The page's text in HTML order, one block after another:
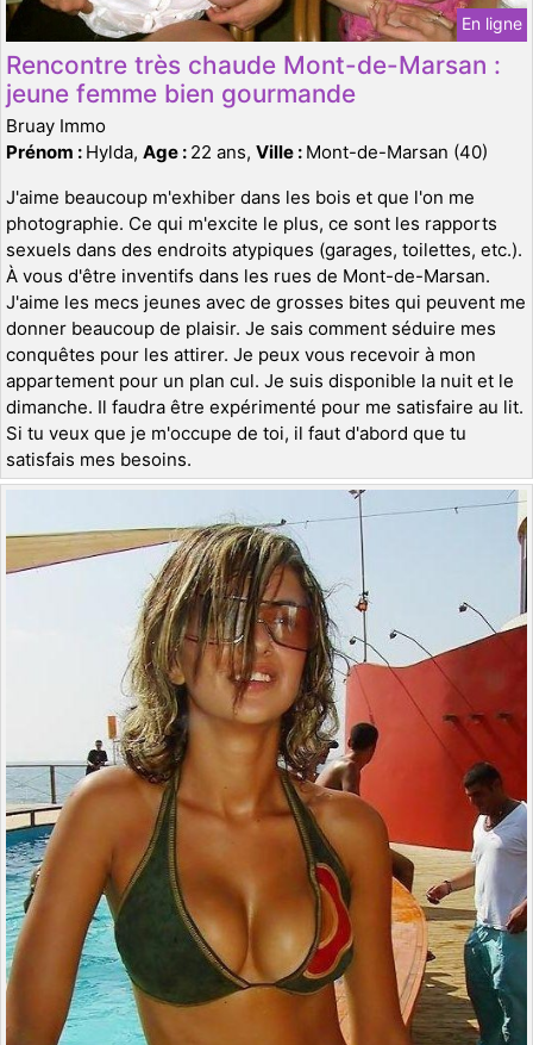
En ligne
Rencontre très chaude Mont-de-Marsan :
jeune femme bien gourmande
Bruay Immo
Prénom : Hylda, Age : 22 ans, Ville : Mont-de-Marsan (40)
J'aime beaucoup m'exhiber dans les bois et que l'on me
photographie. Ce qui m'excite le plus, ce sont les rapports
sexuels dans des endroits atypiques (garages, toilettes, etc.).
À vous d'être inventifs dans les rues de Mont-de-Marsan.
J'aime les mecs jeunes avec de grosses bites qui peuvent me
donner beaucoup de plaisir. Je sais comment séduire mes
conquêtes pour les attirer. Je peux vous recevoir à mon
appartement pour un plan cul. Je suis disponible la nuit et le
dimanche. Il faudra être expérimenté pour me satisfaire au lit.
Si tu veux que je m'occupe de toi, il faut d'abord que tu
satisfais mes besoins.